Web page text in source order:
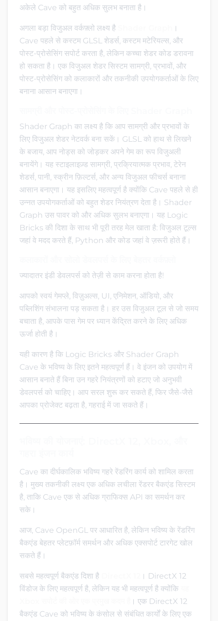
अकेले Cave को बहुत अधिक सुलभ बनाता है।
अगला बड़ा विजुअल वर्कफ़्लो लक्ष्य है
।
Cave पहले से कस्टम GLSL शेडर्स, कस्टम मटेरियल्स, और
पोस्ट-प्रोसेसिंग सपोर्ट करता है, लेकिन कच्चा शेडर कोड डरावना
हो सकता है। एक विजुअल शेडर सिस्टम सामग्री, प्रभावों, और
पोस्ट-प्रोसेसिंग को कलाकारों और तकनीकी उपयोगकर्ताओं के लिए
बनाना आसान बनाएगा।
Shader Graph का लक्ष्य है कि आप सामग्री और प्रभावों के
लिए विजुअल शेडर नेटवर्क बना सकें। GLSL को हाथ से लिखने
के बजाय, आप नोड्स को जोड़कर अपने गेम का रूप विजुअली
बनायेंगे। यह स्टाइलाइज़्ड सामग्री, प्रक्रियात्मक प्रभाव, टेरेन
शेडर्स, पानी, स्क्रीन फ़िल्टर्स, और अन्य विजुअल फीचर्स बनाना
आसान बनाएगा। यह इसलिए महत्वपूर्ण है क्योंकि Cave पहले से ही
उन्नत उपयोगकर्ताओं को बहुत शेडर नियंत्रण देता है। Shader
Graph उस पावर को और अधिक सुलभ बनाएगा। यह Logic
Bricks की दिशा के साथ भी पूरी तरह मेल खाता है: विजुअल टूल्स
जहां वे मदद करते हैं, Python और कोड जहां वे ज़रूरी होते हैं।
ज्यादातर इंडी डेवलपर्स को तेज़ी से काम करना होता है!
आपको स्वयं गेमप्ले, विज़ुअल्स, UI, एनिमेशन, ऑडियो, और
पब्लिशिंग संभालना पड़ सकता है। हर उस विजुअल टूल से जो समय
बचाता है, आपके पास गेम पर ध्यान केंद्रित करने के लिए अधिक
ऊर्जा होती है।
यही कारण है कि Logic Bricks और Shader Graph
Cave के भविष्य के लिए इतने महत्वपूर्ण हैं। वे इंजन को उपयोग में
आसान बनाते हैं बिना उन गहरे नियंत्रणों को हटाए जो अनुभवी
डेवलपर्स को चाहिए। आप सरल शुरू कर सकते हैं, फिर जैसे-जैसे
आपका प्रोजेक्ट बढ़ता है, गहराई में जा सकते हैं।
Cave का दीर्घकालिक भविष्य गहरे रेंडरिंग कार्य को शामिल करता
है। मुख्य तकनीकी लक्ष्य एक अधिक लचीला रेंडरर बैकएंड सिस्टम
है, ताकि Cave एक से अधिक ग्राफिक्स API का समर्थन कर
सके।
आज, Cave OpenGL पर आधारित है, लेकिन भविष्य के रेंडरिंग
बैकएंड बेहतर प्लेटफ़ॉर्म समर्थन और अधिक एक्सपोर्ट टारगेट खोल
सकते हैं।
सबसे महत्वपूर्ण बैकएंड दिशा है
। DirectX 12
विंडोज के लिए महत्वपूर्ण है, लेकिन यह भी महत्वपूर्ण है क्योंकि
। एक DirectX 12
बैकएंड Cave को भविष्य के कंसोल से संबंधित कार्यों के लिए एक